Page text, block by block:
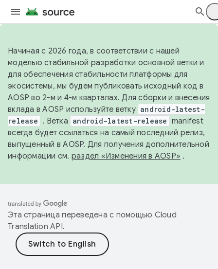
Начиная с 2026 года, в соответствии с нашей
моделью стабильной разработки основной ветки и
для обеспечения стабильности платформы для
экосистемы, мы будем публиковать исходный код в
AOSP во 2-м и 4-м кварталах. Для сборки и внесения
вклада в AOSP используйте ветку android-latest-
release . Ветка android-latest-release manifest
всегда будет ссылаться на самый последний релиз,
выпущенный в AOSP. Для получения дополнительной
информации см. раздел «Изменения в AOSP» .
Эта страница переведена с помощью Cloud
Translation API.